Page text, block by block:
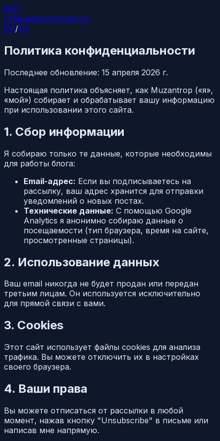
MZT.
ГлавнаяБлогПроекты
RU/EN
Политика конфиденциальности
Последнее обновление: 15 апреля 2026 г.
Настоящая политика объясняет, как Muzantrop («я»,
«мой») собирает и обрабатывает вашу информацию
при использовании этого сайта.
1. Сбор информации
Я собираю только те данные, которые необходимы
для работы блога:
Email-адрес: Если вы подписываетесь на
рассылку, ваш адрес хранится для отправки
уведомлений о новых постах.
Технические данные: С помощью Google
Analytics я анонимно собираю данные о
посещаемости (тип браузера, время на сайте,
просмотренные страницы).
2. Использование данных
Ваш email никогда не будет продан или передан
третьим лицам. Он используется исключительно
для прямой связи с вами.
3. Cookies
Этот сайт использует файлы cookies для анализа
трафика. Вы можете отключить их в настройках
своего браузера.
4. Ваши права
Вы можете отписаться от рассылки в любой
момент, нажав кнопку "Unsubscribe" в письме или
написав мне напрямую.